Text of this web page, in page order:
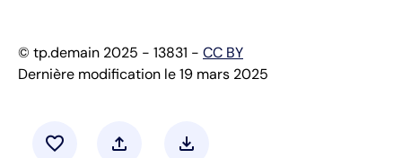
© tp.demain 2025 - 13831 - CC BY
Dernière modification le 19 mars 2025
favorite upload download